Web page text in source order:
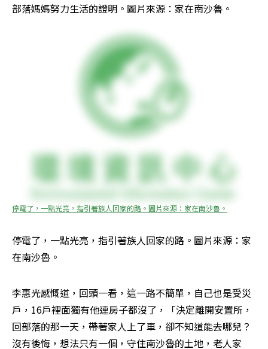
部落媽媽努力生活的證明。圖片來源：家在南沙魯。
停電了，一點光亮，指引著族人回家的路。圖片來源：家在南沙魯。
停電了，一點光亮，指引著族人回家的路。圖片來源：家
在南沙魯。
李惠光感慨道，回頭一看，這一路不簡單，自己也是受災
戶，16戶裡面獨有他連房子都沒了，「決定離開安置所，
回部落的那一天，帶著家人上了車，卻不知道能去哪兒？
沒有後悔，想法只有一個，守住南沙魯的土地，老人家